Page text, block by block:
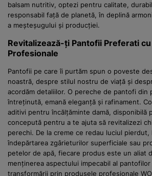
balsam nutritiv, optezi pentru calitate,
responsabil față de planetă, în deplină
a meșteșugului și producției.
Revitalizează-ți Pantofii Preferati
Profesionale
Pantofii pe care îi purtăm spun o poveste
noastră, despre stilul nostru de viață și
acordăm detaliilor. O pereche de pantofi din
întreținută, emană eleganță și rafinament.
aditivi pentru încălțăminte damă, disponibilă
concepută pentru a te ajuta să revitalizezi
perechi. De la creme ce redau luciul
îndepărtarea zgârieturilor superficiale sau
petelor de apă, fiecare produs este un aliat
menținerea aspectului impecabil al
transformării prin produsele profesionale